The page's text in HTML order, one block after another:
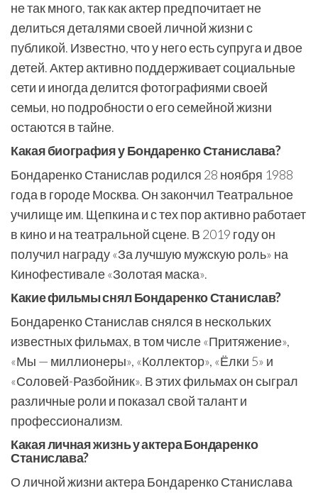
не так много, так как актер предпочитает не
делиться деталями своей личной жизни с
публикой. Известно, что у него есть супруга и двое
детей. Актер активно поддерживает социальные
сети и иногда делится фотографиями своей
семьи, но подробности о его семейной жизни
остаются в тайне.
Какая биография у Бондаренко Станислава?
Бондаренко Станислав родился 28 ноября 1988
года в городе Москва. Он закончил Театральное
училище им. Щепкина и с тех пор активно работает
в кино и на театральной сцене. В 2019 году он
получил награду «За лучшую мужскую роль» на
Кинофестивале «Золотая маска».
Какие фильмы снял Бондаренко Станислав?
Бондаренко Станислав снялся в нескольких
известных фильмах, в том числе «Притяжение»,
«Мы — миллионеры», «Коллектор», «Ёлки 5» и
«Соловей-Разбойник». В этих фильмах он сыграл
различные роли и показал свой талант и
профессионализм.
Какая личная жизнь у актера Бондаренко
Станислава?
О личной жизни актера Бондаренко Станислава